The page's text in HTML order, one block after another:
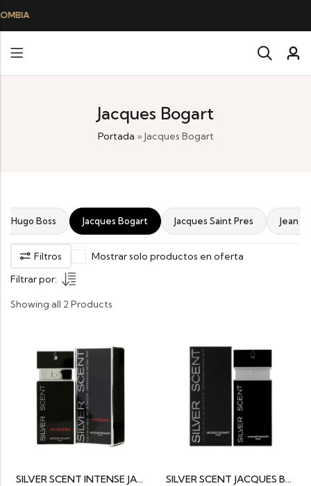
Jacques Bogart
Portada » Jacques Bogart
Hugo Boss Jacques Bogart Jacques Saint Pres Jean
Filtros
Mostrar solo productos en oferta
Filtrar por:
Showing all 2 Products
SILVER SCENT INTENSE JACQUES BOGART PARIS 100ML SILVER SCENT JACQUES BOGART PARIS 100ML